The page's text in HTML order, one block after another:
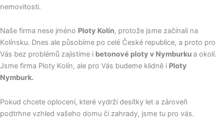
nemovitosti.
Naše firma nese jméno Ploty Kolín, protože jsme začínali na
Kolínsku. Dnes ale působíme po celé České republice, a proto pro
Vás bez problémů zajistíme i betonové ploty v Nymburku a okolí.
Jsme firma Ploty Kolín, ale pro Vás budeme klidně i Ploty
Nymburk.
Pokud chcete oplocení, které vydrží desítky let a zároveň
podtrhne vzhled vašeho domu či zahrady, jsme tu pro vás.